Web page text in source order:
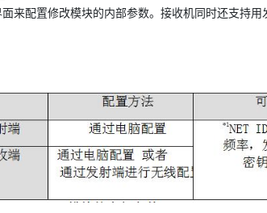
来配置修改模块的内部参数。接收机同时还支持